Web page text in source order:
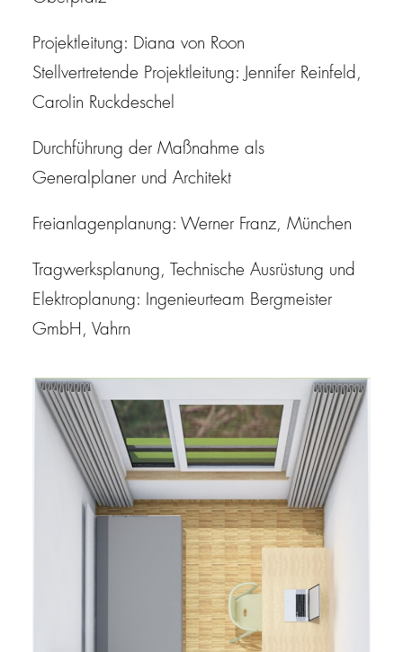
Projektleitung: Diana von Roon
Stellvertretende Projektleitung: Jennifer Reinfeld,
Carolin Ruckdeschel
Durchführung der Maßnahme als
Generalplaner und Architekt
Freianlagenplanung: Werner Franz, München
Tragwerksplanung, Technische Ausrüstung und
Elektroplanung: Ingenieurteam Bergmeister
GmbH, Vahrn